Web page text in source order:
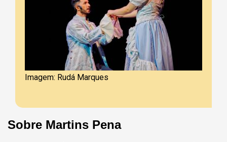
Imagem: Rudá Marques
Sobre Martins Pena